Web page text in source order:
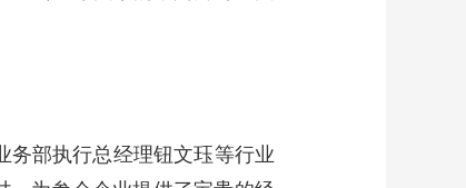
务部执行总经理钮文珏等行业